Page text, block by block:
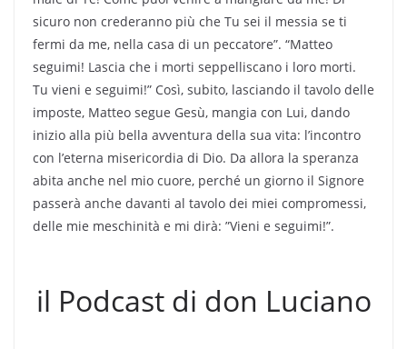
sicuro non crederanno più che Tu sei il messia se ti
fermi da me, nella casa di un peccatore”. “Matteo
seguimi! Lascia che i morti seppelliscano i loro morti.
Tu vieni e seguimi!” Così, subito, lasciando il tavolo delle
imposte, Matteo segue Gesù, mangia con Lui, dando
inizio alla più bella avventura della sua vita: l’incontro
con l’eterna misericordia di Dio. Da allora la speranza
abita anche nel mio cuore, perché un giorno il Signore
passerà anche davanti al tavolo dei miei compromessi,
delle mie meschinità e mi dirà: ”Vieni e seguimi!”.
il Podcast di don Luciano